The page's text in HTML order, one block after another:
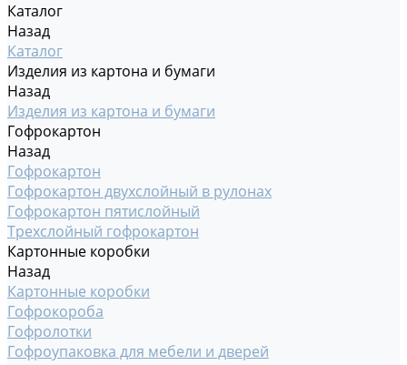
Каталог
Назад
Каталог
Изделия из картона и бумаги
Назад
Изделия из картона и бумаги
Гофрокартон
Назад
Гофрокартон
Гофрокартон двухслойный в рулонах
Гофрокартон пятислойный
Трехслойный гофрокартон
Картонные коробки
Назад
Картонные коробки
Гофрокороба
Гофролотки
Гофроупаковка для мебели и дверей